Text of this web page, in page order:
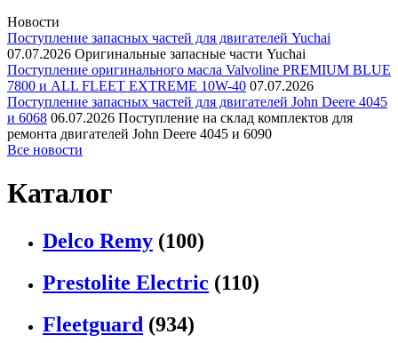
Новости
Поступление запасных частей для двигателей Yuchai
07.07.2026 Оригинальные запасные части Yuchai
Поступление оригинального масла Valvoline PREMIUM BLUE
7800 и ALL FLEET EXTREME 10W-40 07.07.2026
Поступление запасных частей для двигателей John Deere 4045
и 6068 06.07.2026 Поступление на склад комплектов для
ремонта двигателей John Deere 4045 и 6090
Все новости
Каталог
Delco Remy (100)
Prestolite Electric (110)
Fleetguard (934)